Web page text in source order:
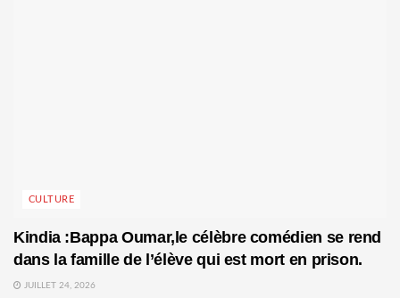
CULTURE
Kindia :Bappa Oumar,le célèbre comédien se rend
dans la famille de l’élève qui est mort en prison.
JUILLET 24, 2026